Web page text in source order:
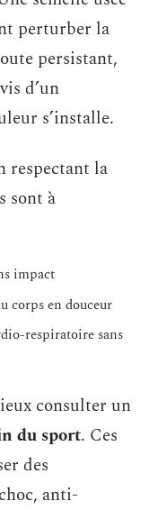
perturber la
persistant,
d’un
s’installe.
respectant la
sont à
impact
corps en douceur
respiratoire sans
consulter un
du sport. Ces
des
anti-